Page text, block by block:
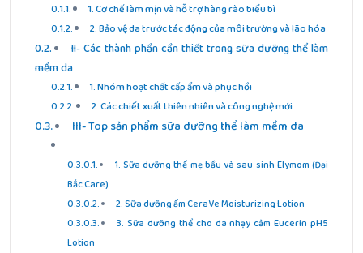
1. Cơ chế làm mịn và hỗ trợ hàng rào biểu bì
2. Bảo vệ da trước tác động của môi trường và lão hóa
II- Các thành phần cần thiết trong sữa dưỡng thể làm
mềm da
1. Nhóm hoạt chất cấp ẩm và phục hồi
2. Các chiết xuất thiên nhiên và công nghệ mới
III- Top sản phẩm sữa dưỡng thể làm mềm da
1. Sữa dưỡng thể mẹ bầu và sau sinh Elymom (Đại
Bắc Care)
2. Sữa dưỡng ẩm CeraVe Moisturizing Lotion
3. Sữa dưỡng thể cho da nhạy cảm Eucerin pH5
Lotion